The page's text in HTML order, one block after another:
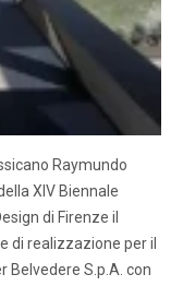
Raymundo
XIV Biennale
di Firenze il
di realizzazione per il
Belvedere S.p.A. con